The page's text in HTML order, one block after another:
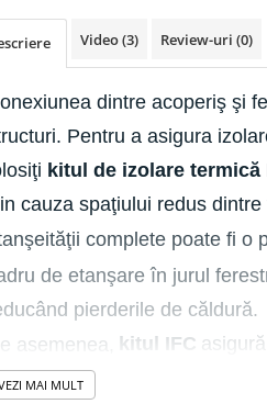
Video(3) Review-uri (0)
dintre acoperiş şi
Pentru a asigura
kitul de izolare termică
cauza spaţiului redus
complete poate fi o
de etanşare în jurul
pierderile de căldură.
asemenea,
kitul IFC
fără defecte.
MAI MULT